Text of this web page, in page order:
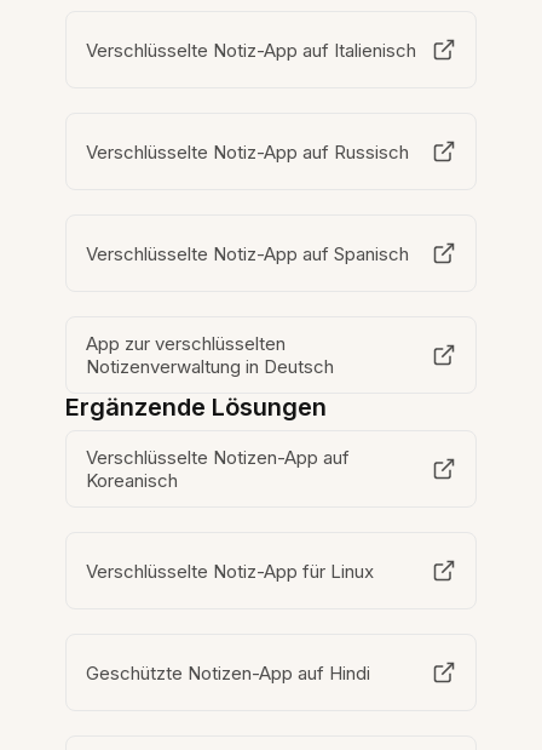
Verschlüsselte Notiz-App auf Italienisch
Verschlüsselte Notiz-App auf Russisch
Verschlüsselte Notiz-App auf Spanisch
App zur verschlüsselten
Notizenverwaltung in Deutsch
Ergänzende Lösungen
Verschlüsselte Notizen-App auf
Koreanisch
Verschlüsselte Notiz-App für Linux
Geschützte Notizen-App auf Hindi